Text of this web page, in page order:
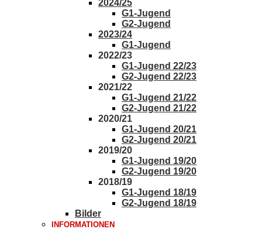
2024/25
G1-Jugend
G2-Jugend
2023/24
G1-Jugend
2022/23
G1-Jugend 22/23
G2-Jugend 22/23
2021/22
G1-Jugend 21/22
G2-Jugend 21/22
2020/21
G1-Jugend 20/21
G2-Jugend 20/21
2019/20
G1-Jugend 19/20
G2-Jugend 19/20
2018/19
G1-Jugend 18/19
G2-Jugend 18/19
Bilder
INFORMATIONEN